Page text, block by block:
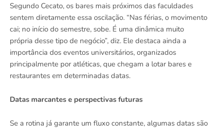
Segundo Cecato, os bares mais próximos das faculdades
sentem diretamente essa oscilação. “Nas férias, o movimento
cai; no início do semestre, sobe. É uma dinâmica muito
própria desse tipo de negócio”, diz. Ele destaca ainda a
importância dos eventos universitários, organizados
principalmente por atléticas, que chegam a lotar bares e
restaurantes em determinadas datas.
Datas marcantes e perspectivas futuras
Se a rotina já garante um fluxo constante, algumas datas são